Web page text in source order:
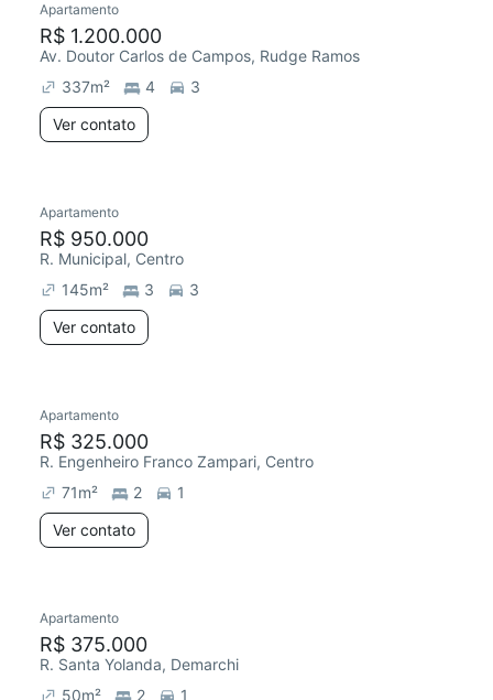
Apartamento
R$ 1.200.000
Av. Doutor Carlos de Campos, Rudge Ramos
337m² 4
3
Ver contato
Apartamento
R$ 950.000
R. Municipal, Centro
145m² 3
3
Ver contato
Apartamento
R$ 325.000
R. Engenheiro Franco Zampari, Centro
71m² 2
1
Ver contato
Apartamento
R$ 375.000
R. Santa Yolanda, Demarchi
50m² 2 1